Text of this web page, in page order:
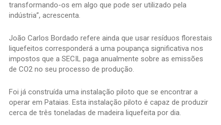
transformando-os em algo que pode ser utilizado pela
indústria”, acrescenta.
João Carlos Bordado refere ainda que usar resíduos florestais
liquefeitos corresponderá a uma poupança significativa nos
impostos que a SECIL paga anualmente sobre as emissões
de CO2 no seu processo de produção.
Foi já construída uma instalação piloto que se encontrar a
operar em Pataias. Esta instalação piloto é capaz de produzir
cerca de três toneladas de madeira liquefeita por dia.